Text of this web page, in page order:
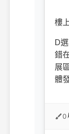
樓
D
錯
展
體
0